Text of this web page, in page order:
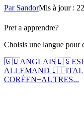
Par SandorMis à jour :
Pret a apprendre?
Choisis une langue pour
🇬🇧ANGLAIS🇪🇸
ALLEMAND🇮🇹
CORÉEN+AUTRES...